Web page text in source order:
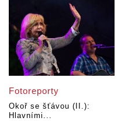
Fotoreporty
Okoř se šťávou (II.):
Hlavními...